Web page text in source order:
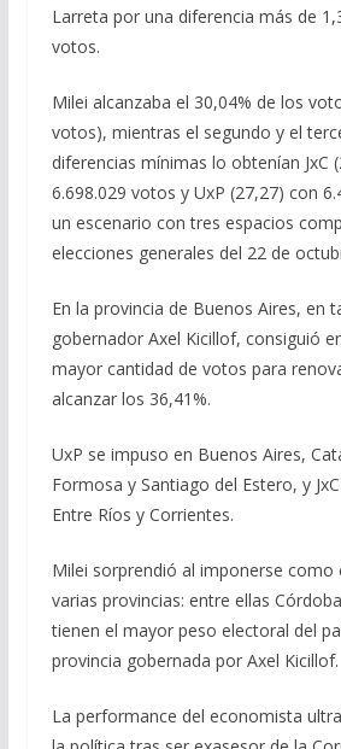
Larreta por una diferencia más de
votos.
Milei alcanzaba el 30,04% de los
votos), mientras el segundo y el
diferencias mínimas lo obtenían JxC
6.698.029 votos y UxP (27,27) con
un escenario con tres espacios
elecciones generales del 22 de
En la provincia de Buenos Aires, en
gobernador Axel Kicillof, consiguió
mayor cantidad de votos para
alcanzar los 36,41%.
UxP se impuso en Buenos Aires,
Formosa y Santiago del Estero, y
Entre Ríos y Corrientes.
Milei sorprendió al imponerse como
varias provincias: entre ellas
tienen el mayor peso electoral del
provincia gobernada por Axel Kicillof.
La performance del economista